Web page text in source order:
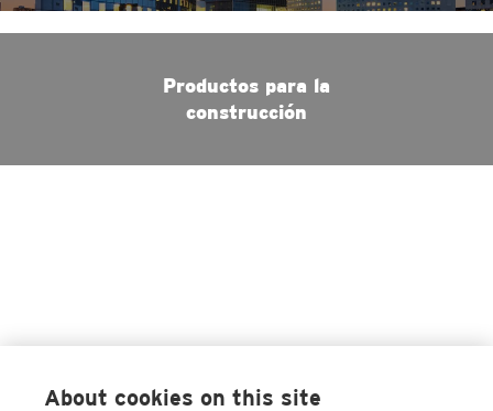
Productos para la
construcción
About cookies on this site